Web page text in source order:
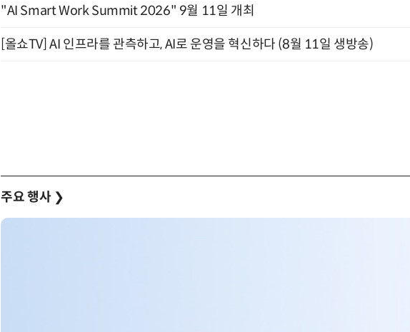
"AI Smart Work Summit 2026" 9월 11일 개최
[올쇼TV] AI 인프라를 관측하고, AI로 운영을 혁신하다 (8월 11일 생방송)
주요 행사 ❯